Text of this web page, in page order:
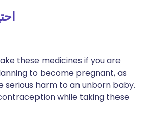
these medicines if you are
to become pregnant, as
serious harm to an unborn baby.
while taking these